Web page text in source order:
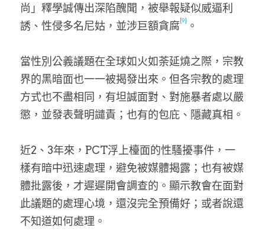
尚」釋學誠傳出深陷醜聞，被舉報疑似威逼利
誘、性侵多名尼姑，並涉巨額貪腐 [9] 。
當性別公義議題在全球如火如荼延燒之際，宗教
界的黑暗面也一一被揭發出來。但各宗教的處理
方式也不盡相同，有坦誠面對、對施暴者處以嚴
懲，並發表聲明譴責；也有的包庇、隱藏真相。
近2、3年來，PCT浮上檯面的性騷擾事件，一
樣有暗中迅速處理，避免被媒體揭露；也有被媒
體批露後，才遲遲開會調查的。顯示教會在面對
此議題的處理心境，還沒完全預備好；或者說還
不知道如何處理。